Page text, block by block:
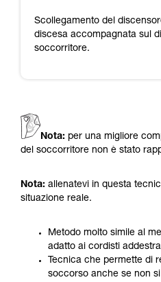
Scollegamento del
discesa accompagnata sul
soccorritore.
Nota: per una migliore
del soccorritore non è stato
Nota: allenatevi in questa
situazione reale.
Metodo molto simile al
adatto ai cordisti
Tecnica che permette di
soccorso anche se non